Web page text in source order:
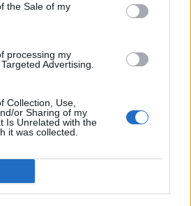
the Sale of my
processing my
Advertising.
Collection, Use,
or Sharing of my
Is Unrelated with the
it was collected.
ως παράγοντας
στο φαινόμενο της
ελληνικού εκπαιδευτικού
ότι η εκτεταμένη χρήση
μαθημάτων
πρόσθετος μηχανισμός άνισης